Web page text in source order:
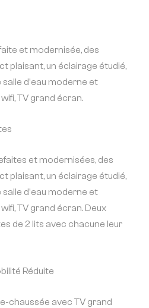
et modernisée, des
plaisant, un éclairage étudié,
salle d'eau moderne et
TV grand écran.
et modernisées, des
plaisant, un éclairage étudié,
salle d'eau moderne et
TV grand écran. Deux
de 2 lits avec chacune leur
Réduite
chaussée avec TV grand